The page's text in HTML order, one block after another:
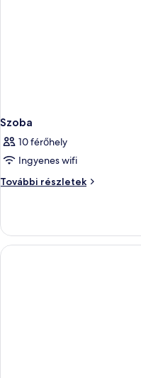
Szoba
10 férőhely
Ingyenes wifi
További részletek
Szoba